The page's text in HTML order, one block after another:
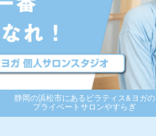
静岡の浜松市にあるピラティス&ヨガの
プライベートサロンやすらぎ